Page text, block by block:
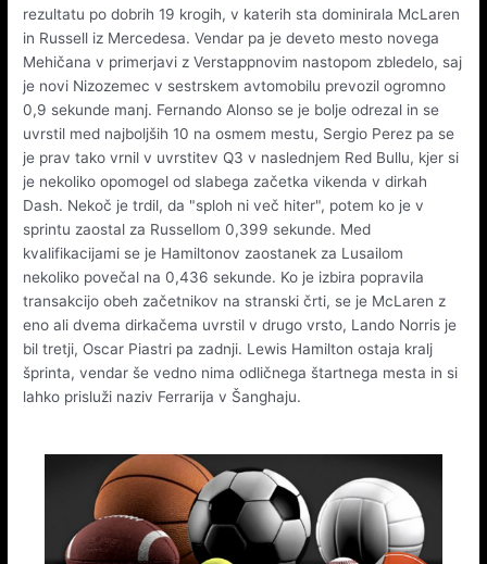
rezultatu po dobrih 19 krogih, v katerih sta dominirala McLaren
in Russell iz Mercedesa. Vendar pa je deveto mesto novega
Mehičana v primerjavi z Verstappnovim nastopom zbledelo, saj
je novi Nizozemec v sestrskem avtomobilu prevozil ogromno
0,9 sekunde manj. Fernando Alonso se je bolje odrezal in se
uvrstil med najboljših 10 na osmem mestu, Sergio Perez pa se
je prav tako vrnil v uvrstitev Q3 v naslednjem Red Bullu, kjer si
je nekoliko opomogel od slabega začetka vikenda v dirkah
Dash. Nekoč je trdil, da "sploh ni več hiter", potem ko je v
sprintu zaostal za Russellom 0,399 sekunde. Med
kvalifikacijami se je Hamiltonov zaostanek za Lusailom
nekoliko povečal na 0,436 sekunde. Ko je izbira popravila
transakcijo obeh začetnikov na stranski črti, se je McLaren z
eno ali dvema dirkačema uvrstil v drugo vrsto, Lando Norris je
bil tretji, Oscar Piastri pa zadnji. Lewis Hamilton ostaja kralj
šprinta, vendar še vedno nima odličnega štartnega mesta in si
lahko prisluži naziv Ferrarija v Šanghaju.